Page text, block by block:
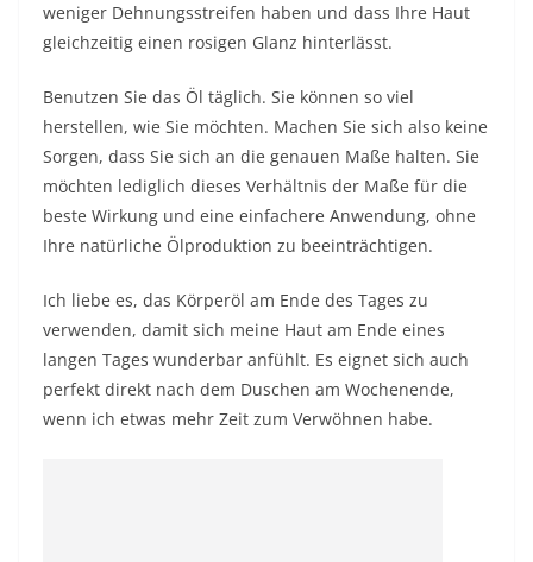
weniger Dehnungsstreifen haben und dass Ihre Haut
gleichzeitig einen rosigen Glanz hinterlässt.
Benutzen Sie das Öl täglich. Sie können so viel
herstellen, wie Sie möchten. Machen Sie sich also keine
Sorgen, dass Sie sich an die genauen Maße halten. Sie
möchten lediglich dieses Verhältnis der Maße für die
beste Wirkung und eine einfachere Anwendung, ohne
Ihre natürliche Ölproduktion zu beeinträchtigen.
Ich liebe es, das Körperöl am Ende des Tages zu
verwenden, damit sich meine Haut am Ende eines
langen Tages wunderbar anfühlt. Es eignet sich auch
perfekt direkt nach dem Duschen am Wochenende,
wenn ich etwas mehr Zeit zum Verwöhnen habe.